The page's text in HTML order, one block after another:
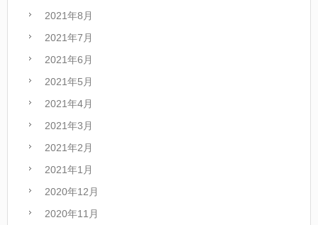
2021年8月
2021年7月
2021年6月
2021年5月
2021年4月
2021年3月
2021年2月
2021年1月
2020年12月
2020年11月